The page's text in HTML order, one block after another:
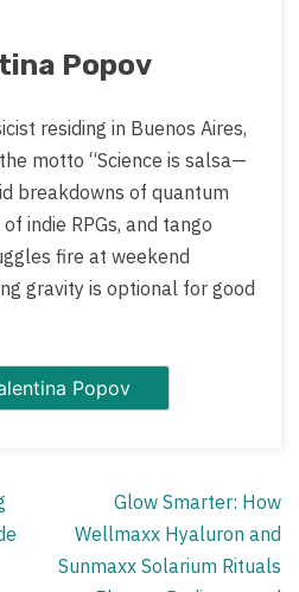
Popov
residing in Buenos Aires,
motto “Science is salsa—
breakdowns of quantum
indie RPGs, and tango
fire at weekend
gravity is optional for good
all posts by Valentina Popov
Glow Smarter: How
Wellmaxx Hyaluron and
Sunmaxx Solarium Rituals